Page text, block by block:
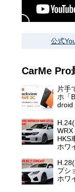
公式
CarMe Pro
片手
ホ「
droid
WRX
HKS
ホワ
プシ
ホワ